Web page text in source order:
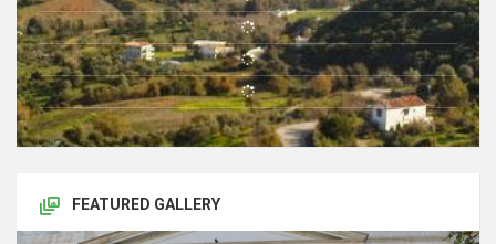
FEATURED GALLERY